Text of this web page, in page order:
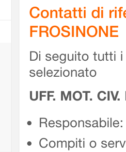
Contatti di
FROSINONE
Di seguito tutti
selezionato
UFF. MOT.
Compiti o